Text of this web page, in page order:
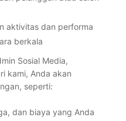
aktivitas dan performa
berkala
Sosial Media,
kami, Anda akan
seperti:
dan biaya yang Anda